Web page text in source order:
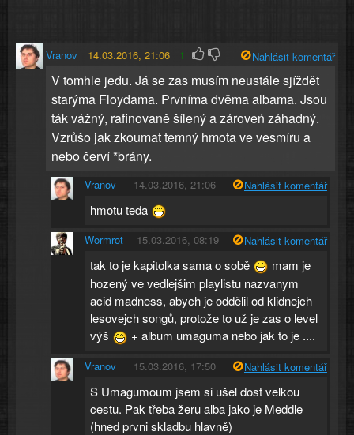
Vranov 14.03.2016, 21:06 1 Nahlásit komentář
V tomhle jedu. Já se zas musím neustále sjíždět
starýma Floydama. Prvníma dvěma albama. Jsou
ták vážný, rafinovaně šílený a zároveń záhadný.
Vzrůšo jak zkoumat temný hmota ve vesmíru a
nebo červí *brány.
Vranov 14.03.2016, 21:06 Nahlásit komentář
hmotu teda
Wormrot 15.03.2016, 08:19 Nahlásit komentář
tak to je kapitolka sama o sobě
mam je
hozený ve vedlejšim playlistu nazvanym
acid madness, abych je oddělil od klidnejch
lesovejch songů, protože to už je zas o level
výš
+ album umaguma nebo jak to je ....
Vranov 15.03.2016, 17:50 Nahlásit komentář
S Umagumoum jsem si ušel dost velkou
cestu. Pak třeba žeru alba jako je Meddle
(hned prvni skladbu hlavně)